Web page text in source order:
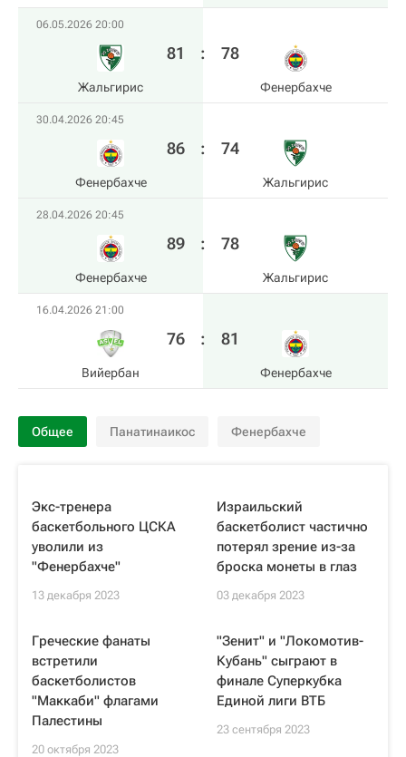
06.05.2026 20:00
Жальгирис
81 : 78
Фенербахче
30.04.2026 20:45
Фенербахче
86 : 74
Жальгирис
28.04.2026 20:45
Фенербахче
89 : 78
Жальгирис
16.04.2026 21:00
Вийербан
76 : 81
Фенербахче
Общее Панатинаикос Фенербахче
Экс-тренера
баскетбольного ЦСКА
уволили из
"Фенербахче"
13 декабря 2023
Израильский
баскетболист частично
потерял зрение из-за
броска монеты в глаз
03 декабря 2023
Греческие фанаты
встретили
баскетболистов
"Маккаби" флагами
Палестины
20 октября 2023
"Зенит" и "Локомотив-
Кубань" сыграют в
финале Суперкубка
Единой лиги ВТБ
23 сентября 2023